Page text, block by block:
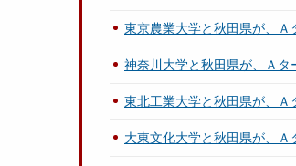
東京農業大学と秋田県が、Ａ
神奈川大学と秋田県が、Ａタ
東北工業大学と秋田県が、Ａ
大東文化大学と秋田県が、Ａ